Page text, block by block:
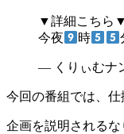
▼詳細こちら▼
今夜
時
— くりぃむナ
今回の番組では、
企画を説明される